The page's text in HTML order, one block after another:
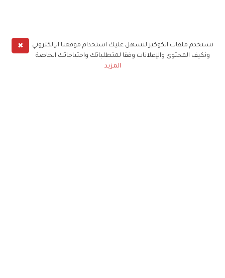
✖
نستخدم ملفات الكوكيز لنسهل عليك استخدام موقعنا الإلكتروني
ونكيف المحتوى والإعلانات وفقا لمتطلباتك واحتياجاتك الخاصة
المزيد